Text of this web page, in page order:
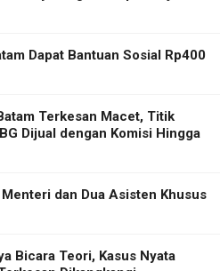
Dapat Bantuan Sosial Rp400
Terkesan Macet, Titik
Dijual dengan Komisi Hingga
dan Dua Asisten Khusus
Bicara Teori, Kasus Nyata